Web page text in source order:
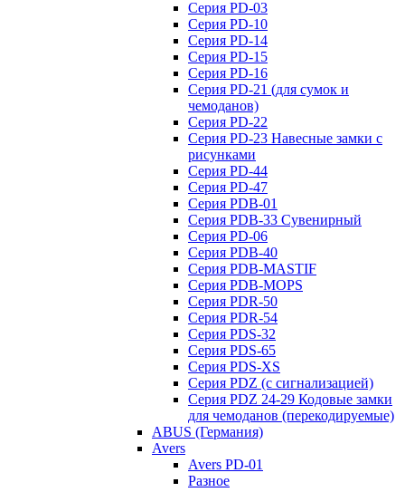
Серия PD-03
Серия PD-10
Серия PD-14
Серия PD-15
Серия PD-16
Серия PD-21 (для сумок и
чемоданов)
Серия PD-22
Серия PD-23 Навесные замки с
рисунками
Серия PD-44
Серия PD-47
Серия PDB-01
Серия PDB-33 Сувенирный
Серия PD-06
Серия PDB-40
Серия PDB-MASTIF
Серия PDB-MOPS
Серия PDR-50
Серия PDR-54
Серия PDS-32
Серия PDS-65
Серия PDS-XS
Серия PDZ (с сигнализацией)
Серия PDZ 24-29 Кодовые замки
для чемоданов (перекодируемые)
ABUS (Германия)
Avers
Avers PD-01
Разное